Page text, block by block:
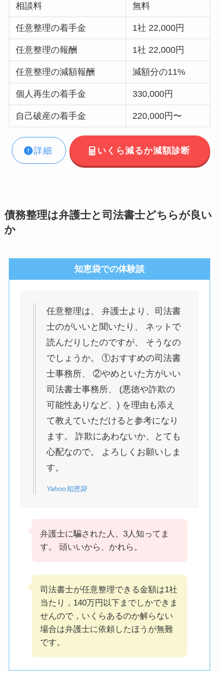
相談料 無料
任意整理の着手金 1社 22,000円
任意整理の報酬 1社 22,000円
任意整理の減額報酬 減額分の11%
個人再生の着手金 330,000円
自己破産の着手金 220,000円〜
詳細 いくら減るか減額診断
債務整理は弁護士と司法書士どちらが良い
か
知恵袋での体験談
任意整理は、 弁護士より、司法書
士のがいいと聞いたり、 ネットで
読んだりしたのですが、 そうなの
でしょうか。 ①おすすめの司法書
士事務所、 ②やめといた方がいい
司法書士事務所、 (悪徳や詐欺の
可能性ありなど、) を理由も添え
て教えていただけると参考になり
ます。 詐欺にあわないか、とても
心配なので。 よろしくお願いしま
す。
Yahoo知恵袋
弁護士に騙された人、3人知ってま
す。 頭いいから、かれら。
司法書士が任意整理できる金額は1社
当たり，140万円以下までしかできま
せんので，いくらあるのか解らない
場合は弁護士に依頼したほうが無難
です。